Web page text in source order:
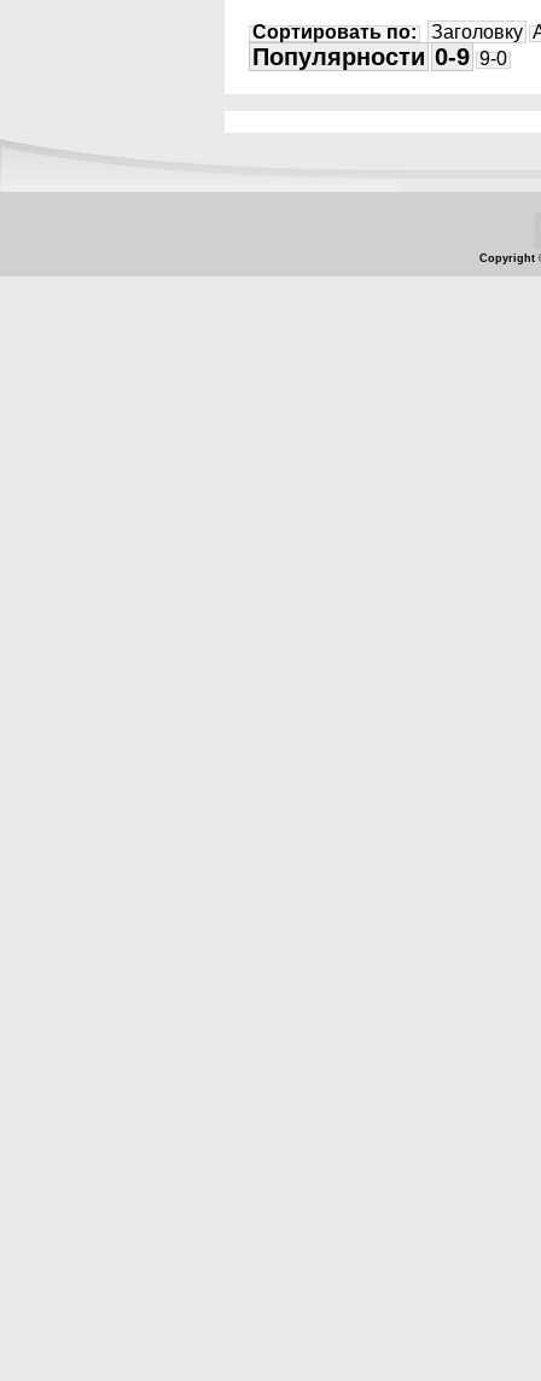
Сортировать по: Заголовку
Популярности 0-9 9-0
Copyright